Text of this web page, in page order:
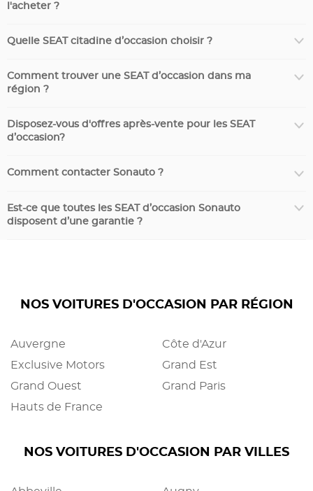
l'acheter ?
Quelle SEAT citadine d’occasion choisir ?
Comment trouver une SEAT d’occasion dans ma
région ?
Disposez-vous d'offres après-vente pour les SEAT
d’occasion?
Comment contacter Sonauto ?
Est-ce que toutes les SEAT d’occasion Sonauto
disposent d’une garantie ?
NOS VOITURES D'OCCASION PAR RÉGION
Auvergne
Côte d'Azur
Exclusive Motors
Grand Est
Grand Ouest
Grand Paris
Hauts de France
NOS VOITURES D'OCCASION PAR VILLES